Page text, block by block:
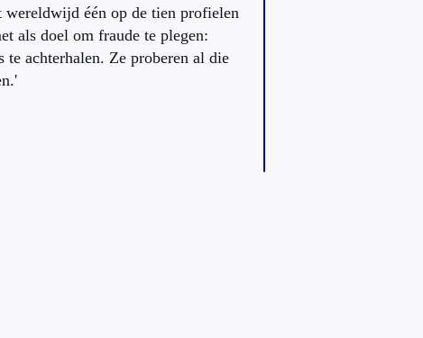
wereldwijd één op de tien profielen
als doel om fraude te plegen:
achterhalen. Ze proberen al die